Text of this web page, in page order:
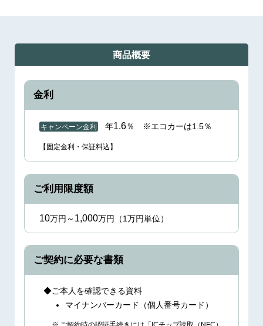
商品概要
金利
キャンペーン金利 年1.6％ ※エコカーは1.5％
【固定金利・保証料込】
ご利用限度額
10万円～ 1,000万円（1万円単位）
ご契約に必要な書類
ご本人を確認できる資料
マイナンバーカード（個人番号カード）